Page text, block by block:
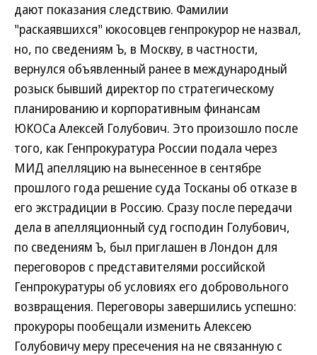
дают показания следствию. Фамилии
"раскаявшихся" юкосовцев генпрокурор не назвал,
но, по сведениям Ъ, в Москву, в частности,
вернулся объявленный ранее в международный
розыск бывший директор по стратегическому
планированию и корпоративным финансам
ЮКОСа Алексей Голубович. Это произошло после
того, как Генпрокуратура России подала через
МИД апелляцию на вынесенное в сентябре
прошлого года решение суда Тосканы об отказе в
его экстрадиции в Россию. Сразу после передачи
дела в апелляционный суд господин Голубович,
по сведениям Ъ, был приглашен в Лондон для
переговоров с представителями российской
Генпрокуратуры об условиях его добровольного
возвращения. Переговоры завершились успешно:
прокуроры пообещали изменить Алексею
Голубовичу меру пресечения на не связанную с